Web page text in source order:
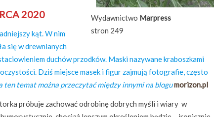
Wydawnictwo Marpress
stron 249
2020
kąt. W nim
się w drewnianych
duchów przodków. Maski nazywane kraboszkami
Dziś miejsce masek i figur zajmują fotografie, często
ten temat można przeczytać między innymi na blogumorizon.pl
próbuje zachować odrobinę dobrych myśli i wiary w